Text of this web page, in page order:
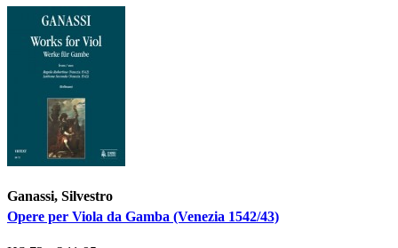
Ganassi, Silvestro
Opere per Viola da Gamba (Venezia 1542/43)